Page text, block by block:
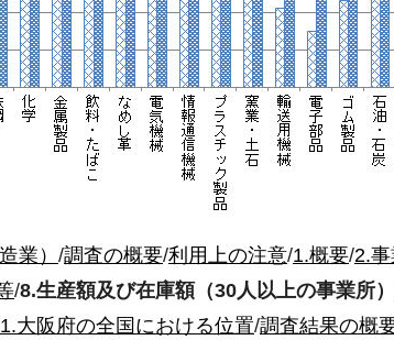
業） /調査の概要/利用上の注意/1.概要/2.
/8.生産額及び在庫額（30人以上の事業所）
大阪府の全国における位置/調査結果の概